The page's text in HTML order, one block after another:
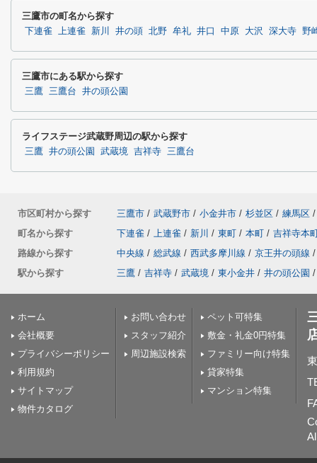
三鷹市の町名から探す
下連雀 上連雀 新川 井の頭 北野 牟礼 井口 中原 大沢 深大寺 野
三鷹市にある駅から探す
三鷹 三鷹台 井の頭公園
ライフステージ武蔵野周辺の駅から探す
三鷹 井の頭公園 武蔵境 吉祥寺 三鷹台
市区町村から探す 三鷹市 / 武蔵野市 / 小金井市 / 杉並区 / 練馬区 /
町名から探す
下連雀 / 上連雀 / 新川 / 東町 / 本町 / 吉祥寺本
路線から探す
中央線 / 総武線 / 西武多摩川線 / 京王井の頭線 /
駅から探す
三鷹 / 吉祥寺 / 武蔵境 / 東小金井 / 井の頭公園 /
ホーム
会社概要
プライバシーポリシー
利用規約
サイトマップ
物件カタログ
お問い合わせ
スタッフ紹介
周辺施設検索
ペット可特集
敷金・礼金0円特集
ファミリー向け特集
貸家特集
マンション特集